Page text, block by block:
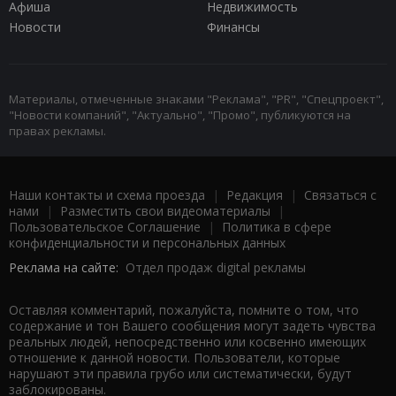
Афиша
Недвижимость
Новости
Финансы
Материалы, отмеченные знаками "Реклама", "PR", "Спецпроект",
"Новости компаний", "Актуально", "Промо", публикуются на
правах рекламы.
Наши контакты и схема проезда | Редакция | Связаться с
нами | Разместить свои видеоматериалы |
Пользовательское Соглашение |
Политика в сфере
конфиденциальности и персональных данных
Реклама на сайте: Отдел продаж digital рекламы
Оставляя комментарий, пожалуйста, помните о том, что
содержание и тон Вашего сообщения могут задеть чувства
реальных людей, непосредственно или косвенно имеющих
отношение к данной новости. Пользователи, которые
нарушают эти правила грубо или систематически, будут
заблокированы.